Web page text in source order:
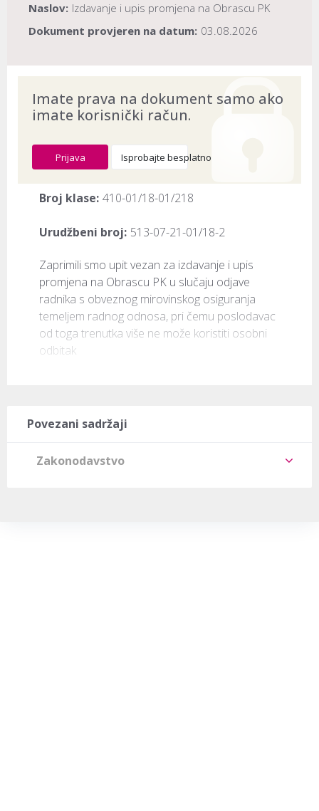
Naslov: Izdavanje i upis promjena na Obrascu PK
Dokument provjeren na datum: 03.08.2026
Imate prava na dokument samo ako
imate korisnički račun.
Prijava Isprobajte besplatno
Broj klase: 410-01/18-01/218
Urudžbeni broj: 513-07-21-01/18-2
Zaprimili smo upit vezan za izdavanje i upis
promjena na Obrascu PK u slučaju odjave
radnika s obveznog mirovinskog osiguranja
temeljem radnog odnosa, pri čemu poslodavac
od toga trenutka više ne može koristiti osobni
odbitak
Povezani sadržaji
Zakonodavstvo